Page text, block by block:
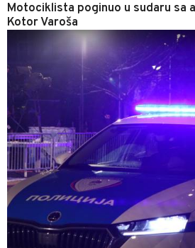
Motociklista poginuo u sudaru sa
Kotor Varoša